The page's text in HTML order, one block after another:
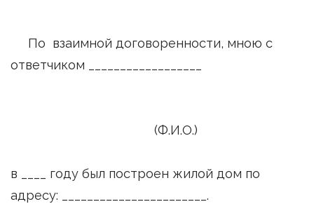
По взаимной договоренности, мною с
ответчиком __________________
(Ф.И.О.)
в ____ году был построен жилой дом по
адресу: _______________________.